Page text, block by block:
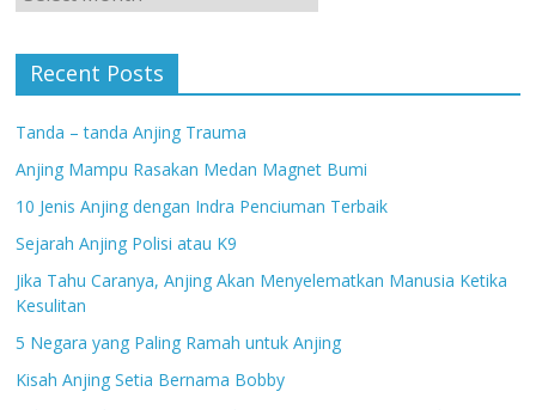
Recent Posts
Tanda – tanda Anjing Trauma
Anjing Mampu Rasakan Medan Magnet Bumi
10 Jenis Anjing dengan Indra Penciuman Terbaik
Sejarah Anjing Polisi atau K9
Jika Tahu Caranya, Anjing Akan Menyelematkan Manusia Ketika
Kesulitan
5 Negara yang Paling Ramah untuk Anjing
Kisah Anjing Setia Bernama Bobby